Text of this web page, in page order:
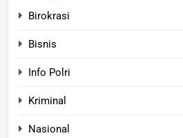
Birokrasi
Bisnis
Info Polri
Kriminal
Nasional